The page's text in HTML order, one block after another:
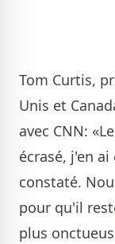
Tom Curtis,
Unis et
avec CNN:
écrasé, j'en
constaté.
pour qu'il
plus